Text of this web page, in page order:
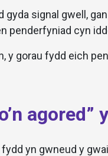
signal gwell,
penderfyniad cyn
y gorau fydd eich
agored”
fydd yn gwneud y